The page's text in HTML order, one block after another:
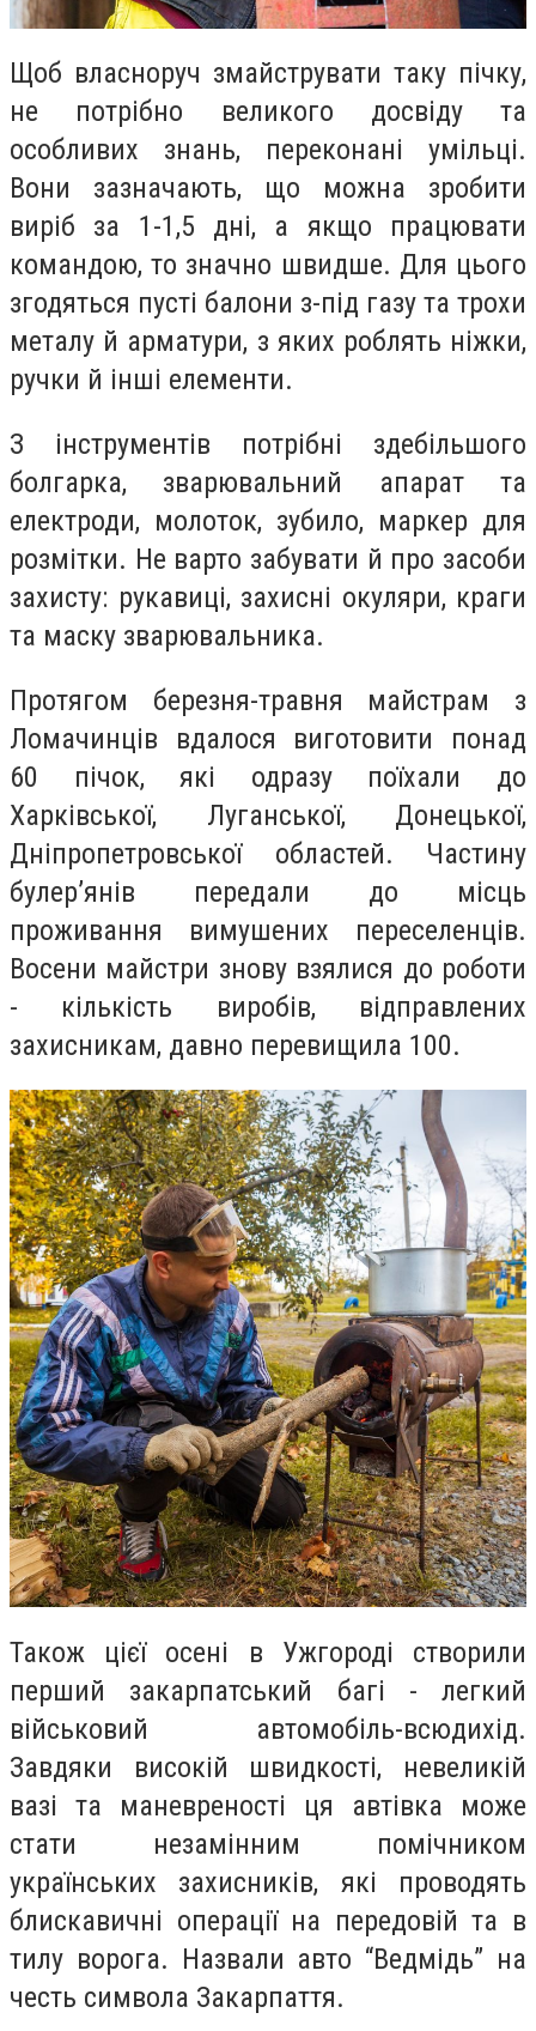
Щоб власноруч змайструвати таку пічку,
не потрібно великого досвіду та
особливих знань, переконані умільці.
Вони зазначають, що можна зробити
виріб за 1-1,5 дні, а якщо працювати
командою, то значно швидше. Для цього
згодяться пусті балони з-під газу та трохи
металу й арматури, з яких роблять ніжки,
ручки й інші елементи.
З інструментів потрібні здебільшого
болгарка, зварювальний апарат та
електроди, молоток, зубило, маркер для
розмітки. Не варто забувати й про засоби
захисту: рукавиці, захисні окуляри, краги
та маску зварювальника.
Протягом березня-травня майстрам з
Ломачинців вдалося виготовити понад
60 пічок, які одразу поїхали до
Харківської, Луганської, Донецької,
Дніпропетровської областей. Частину
булер’янів передали до місць
проживання вимушених переселенців.
Восени майстри знову взялися до роботи
- кількість виробів, відправлених
захисникам, давно перевищила 100.
Також цієї осені в Ужгороді створили
перший закарпатський багі - легкий
військовий автомобіль-всюдихід.
Завдяки високій швидкості, невеликій
вазі та маневреності ця автівка може
стати незамінним помічником
українських захисників, які проводять
блискавичні операції на передовій та в
тилу ворога. Назвали авто “Ведмідь” на
честь символа Закарпаття.